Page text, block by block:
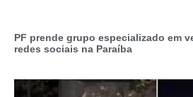
PF prende grupo especializado em
redes sociais na Paraíba